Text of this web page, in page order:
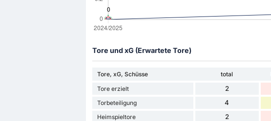
Tore und xG (Erwartete Tore)
Tore, xG, Schüsse total
Tore erzielt
2
Torbeteiligung 4
Heimspieltore 2